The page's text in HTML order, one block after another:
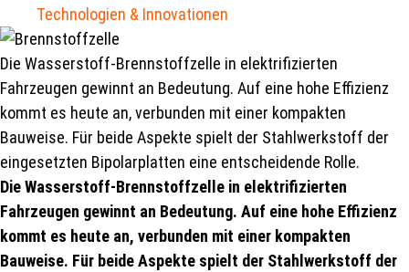
Technologien & Innovationen
Die Wasserstoff-Brennstoffzelle in elektrifizierten
Fahrzeugen gewinnt an Bedeutung. Auf eine hohe Effizienz
kommt es heute an, verbunden mit einer kompakten
Bauweise. Für beide Aspekte spielt der Stahlwerkstoff der
eingesetzten Bipolarplatten eine entscheidende Rolle.
Die Wasserstoff-Brennstoffzelle in elektrifizierten
Fahrzeugen gewinnt an Bedeutung. Auf eine hohe Effizienz
kommt es heute an, verbunden mit einer kompakten
Bauweise. Für beide Aspekte spielt der Stahlwerkstoff der